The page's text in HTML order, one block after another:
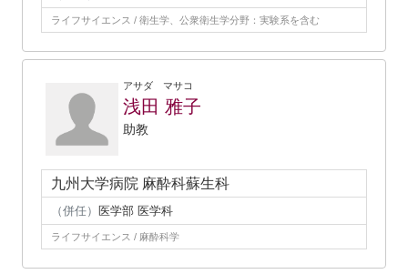
ライフサイエンス / 衛生学、公衆衛生学分野：実験系を含む
アサダ マサコ
浅田 雅子
助教
九州大学病院 麻酔科蘇生科
（併任） 医学部 医学科
ライフサイエンス / 麻酔科学